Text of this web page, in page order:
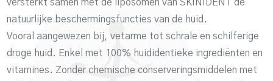
versterkt samen met de liposomen van SKINIDENT de
natuurlijke beschermingsfuncties van de huid.
Vooral aangewezen bij, vetarme tot schrale en schilferige
droge huid. Enkel met 100% huididentieke ingrediënten en
vitamines. Zonder chemische conserveringsmiddelen met